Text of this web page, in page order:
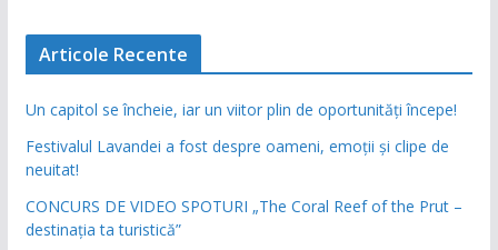
Articole Recente
Un capitol se încheie, iar un viitor plin de oportunități începe!
Festivalul Lavandei a fost despre oameni, emoții și clipe de
neuitat!
CONCURS DE VIDEO SPOTURI „The Coral Reef of the Prut –
destinația ta turistică”